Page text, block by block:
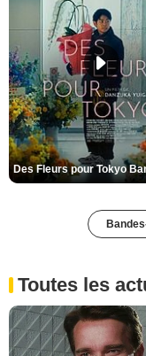
Toutes les